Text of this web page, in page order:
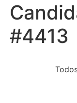
#4413